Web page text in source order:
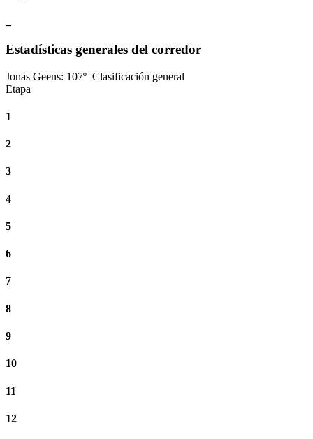
Estadísticas generales del corredor
Jonas Geens: 107º Clasificación general
Etapa
1
2
3
4
5
6
7
8
9
10
11
12